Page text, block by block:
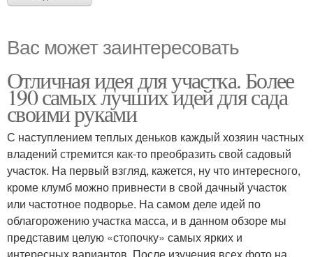
Вас может заинтересовать
Отличная идея для участка. Более
190 самых лучших идей для сада
своими руками
С наступлением теплых деньков каждый хозяин частных
владений стремится как-то преобразить свой садовый
участок. На первый взгляд, кажется, ну что интересного,
кроме клумб можно привнести в свой дачный участок
или частотное подворье. На самом деле идей по
облагорожению участка масса, и в данном обзоре мы
представим целую «стопочку» самых ярких и